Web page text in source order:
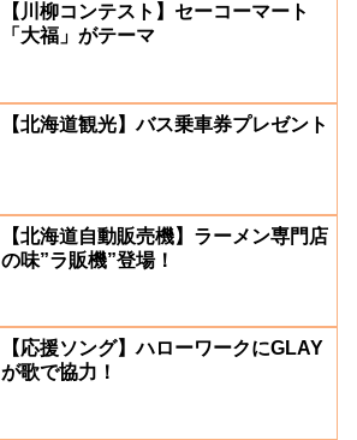
【川柳コンテスト】セーコーマート
「大福」がテーマ
【北海道観光】バス乗車券プレゼント
【北海道自動販売機】ラーメン専門店
の味”ラ販機”登場！
【応援ソング】ハローワークにGLAY
が歌で協力！